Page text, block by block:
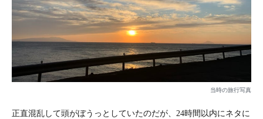
当時の旅行写真
正直混乱して頭がぼうっとしていたのだが、24時間以内にネタに